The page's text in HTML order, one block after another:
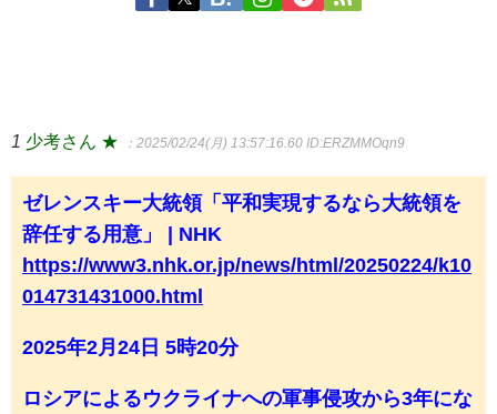
1 少考さん ★ ：2025/02/24(月) 13:57:16.60 ID:ERZMMOqn9
ゼレンスキー大統領「平和実現するなら大統領を
辞任する用意」 | NHK
https://www3.nhk.or.jp/news/html/20250224/k10
014731431000.html
2025年2月24日 5時20分
ロシアによるウクライナへの軍事侵攻から3年にな